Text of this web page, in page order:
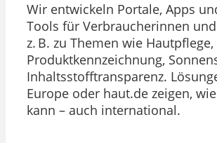
Wir entwickeln Portale, Apps
Tools für Verbraucherinnen
z. B. zu Themen wie Hautpflege,
Produktkennzeichnung,
Inhaltsstofftransparenz.
Europe oder haut.de zeigen,
kann – auch international.